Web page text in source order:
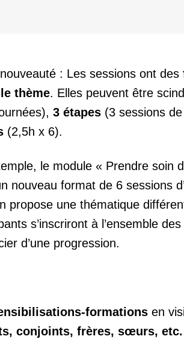
: Les sessions ont des
thème. Elles peuvent être
3 étapes (3 sessions
(2,5h x 6).
le module « Prendre soin
nouveau format de 6 sessions
propose une thématique
s’inscriront à l’ensemble
d’une progression.
formations en
conjoints, frères, sœurs,